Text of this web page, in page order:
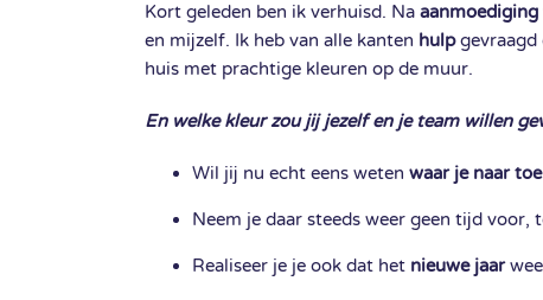
Kort geleden ben ik verhuisd. Na aanmoediging
en mijzelf. Ik heb van alle kanten hulpgevraagd
huis met prachtige kleuren op de muur.
En welke kleur zou jij jezelf en je team willen
Wil jij nu echt eens weten waar je naar
Neem je daar steeds weer geen tijd voor,
Realiseer je je ook dat het nieuwe jaar